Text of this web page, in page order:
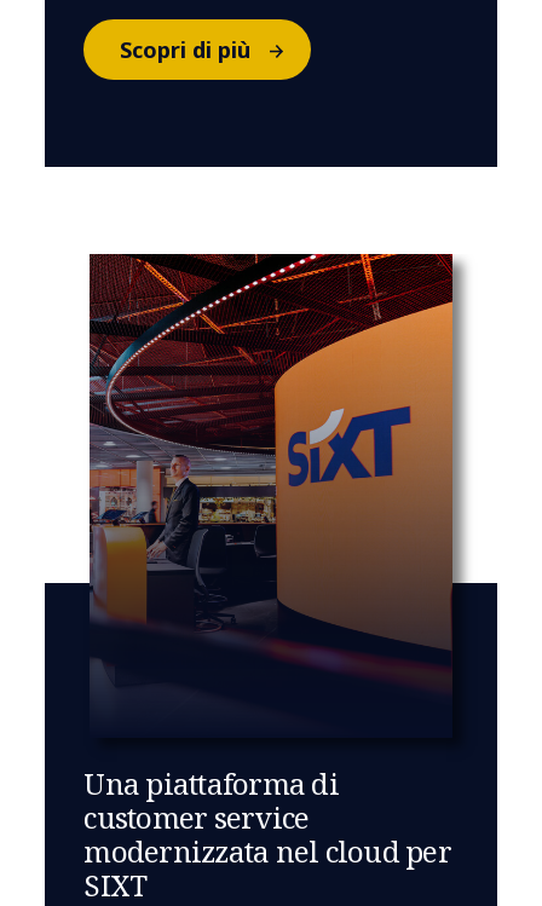
Scopri di più
Una piattaforma di
customer service
modernizzata nel cloud per
SIXT